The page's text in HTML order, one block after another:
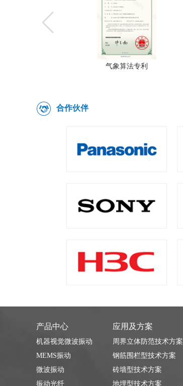
软著证书6
合作伙伴
产品中心
机器视觉微波振动
MEMS振动
微波振动
振动光纤
应用及方案
周界立体防范技术方案
钢筋围栏型技术方案
砖墙型技术方案
地埋型技术方案